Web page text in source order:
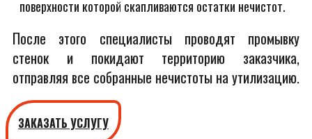
поверхности которой скапливаются остатки нечистот.
После этого специалисты проводят промывку
стенок и покидают территорию заказчика,
отправляя все собранные нечистоты на утилизацию.
ЗАКАЗАТЬ УСЛУГУ